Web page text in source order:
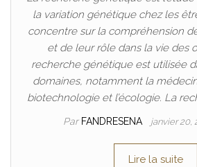
la variation génétique chez les
concentre sur la compréhension
et de leur rôle dans la vie des
recherche génétique est utilisée
domaines, notamment la
biotechnologie et l’écologie. La
Par FANDRESENA janvier 20,
Lire la suite